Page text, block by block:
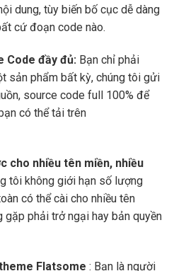
dung, tùy biến bố cục dễ dàng
cứ đoạn code nào.
Code đầy đủ: Bạn chỉ phải
sản phẩm bất kỳ, chúng tôi gửi
source code full 100% để
có thể tải trên
cho nhiều tên miền, nhiều
tôi không giới hạn số lượng
có thể cài cho nhiều tên
gặp phải trở ngại hay bản quyền
Flatsome : Bạn là người